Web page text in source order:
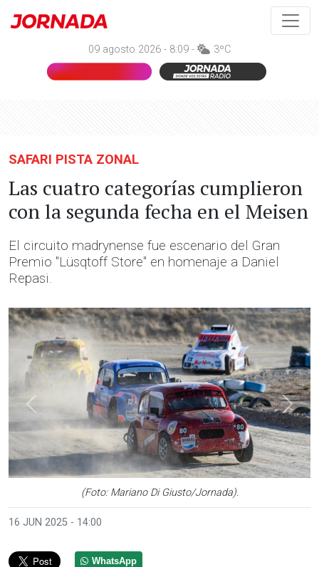
09 agosto 2026 - 8:09 - 3ºC
SAFARI PISTA ZONAL
Las cuatro categorías cumplieron
con la segunda fecha en el Meisen
El circuito madrynense fue escenario del Gran
Premio "Lüsqtoff Store" en homenaje a Daniel
Repasi.
(Foto: Mariano Di Giusto/Jornada).
Anterior
16 JUN 2025 - 14:00
WhatsApp